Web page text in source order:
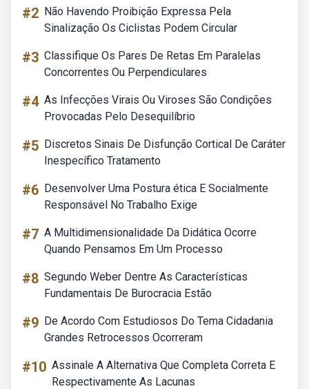
#2 Não Havendo Proibição Expressa Pela
Sinalização Os Ciclistas Podem Circular
#3 Classifique Os Pares De Retas Em Paralelas
Concorrentes Ou Perpendiculares
#4 As Infecções Virais Ou Viroses São Condições
Provocadas Pelo Desequilíbrio
#5 Discretos Sinais De Disfunção Cortical De Caráter
Inespecífico Tratamento
#6 Desenvolver Uma Postura ética E Socialmente
Responsável No Trabalho Exige
#7 A Multidimensionalidade Da Didática Ocorre
Quando Pensamos Em Um Processo
#8 Segundo Weber Dentre As Características
Fundamentais De Burocracia Estão
#9 De Acordo Com Estudiosos Do Tema Cidadania
Grandes Retrocessos Ocorreram
#10 Assinale A Alternativa Que Completa Correta E
Respectivamente As Lacunas